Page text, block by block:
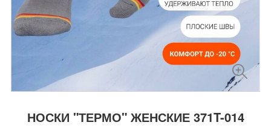
НОСКИ "ТЕРМО" ЖЕНСКИЕ 371T-014